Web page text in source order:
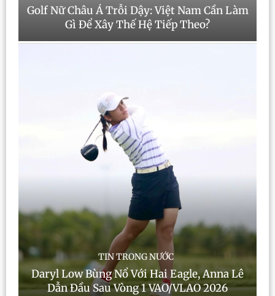
Golf Nữ Châu Á Trỗi Dậy: Việt Nam Cần Làm
Gì Để Xây Thế Hệ Tiếp Theo?
TIN TRONG NƯỚC
Daryl Low Bùng Nổ Với Hai Eagle, Anna Lê
Dẫn Đầu Sau Vòng 1 VAO/VLAO 2026